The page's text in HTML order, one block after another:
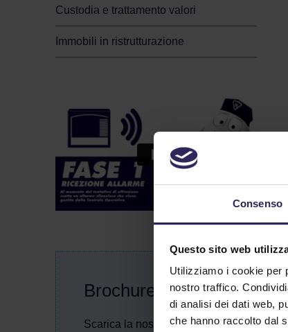
Consenso
Questo sito web
Utilizziamo i cookie per
nostro traffico.
di analisi dei dati web,
che hanno raccolto dal
Custodia e trattamento valori
Immobili in ristrutturazione
Brochure
Scarica la nostra brochure di